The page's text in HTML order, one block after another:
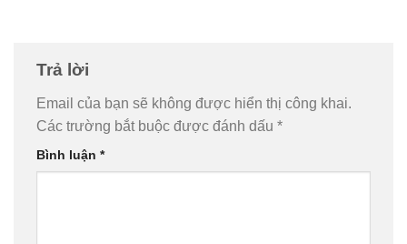
Trả lời
Email của bạn sẽ không được hiển thị công khai.
Các trường bắt buộc được đánh dấu *
Bình luận *